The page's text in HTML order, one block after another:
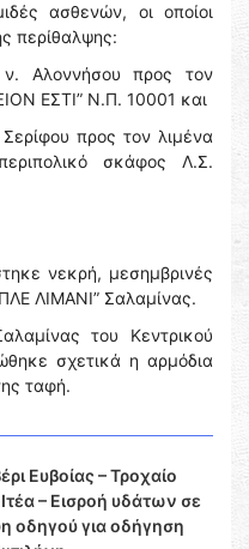
ασθενών, οι οποίοι
περίθαλψης:
Αλοννήσου προς τον
ΕΣΤΙ” Ν.Π. 10001 και
προς τον λιμένα
σκάφος Λ.Σ.
νεκρή, μεσημβρινές
ΛΙΜΑΝΙ” Σαλαμίνας.
του Κεντρικού
σχετικά η αρμόδια
ταφή.
Ευβοίας – Τροχαίο
– Εισροή υδάτων σε
οδηγού για οδήγηση